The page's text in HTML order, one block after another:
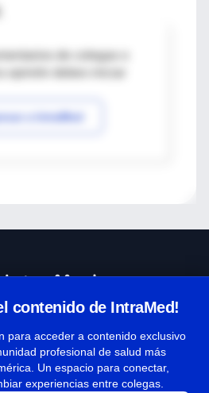
de colegas o
a IntraMed
contenido de IntraMed!
para acceder a contenido exclusivo
profesional de salud más
Un espacio para conectar,
experiencias entre colegas.
y condiciones